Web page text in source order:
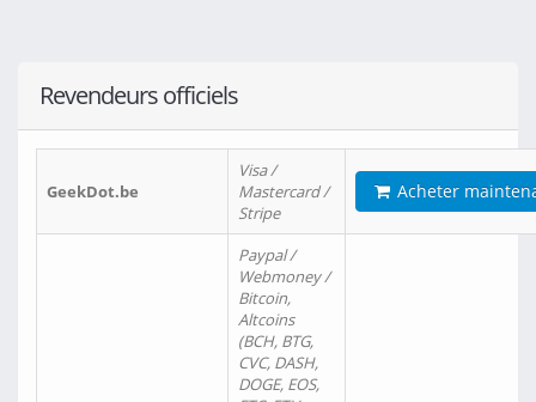
Revendeurs officiels
GeekDot.be
Visa /
Mastercard /
Stripe
Acheter
Paypal /
Webmoney /
Bitcoin,
Altcoins
(BCH, BTG,
CVC, DASH,
DOGE, EOS,